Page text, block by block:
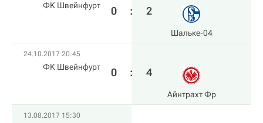
ФK Швейнфурт 0 : 2
Шальке-04
24.10.2017 20:45
ФK Швейнфурт 0 : 4
Айнтрахт Фр
13.08.2017 15:30